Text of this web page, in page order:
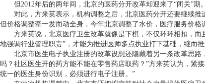
但2012年后的两年间，北京的医药分开改革却迎来了“闭关”
对此，方来英表示，机构调整之后，北京医药分开还要继续
但价格调整牵一发而动全身，今年北京调整了水价，医疗服务价
方来英说，北京医疗卫生改革就像是下棋，不仅环环相扣，
地强调行业管理职责”，才能为推进医师多点执业打下基础，继而
北京市医生电子执业注册的改革设想还隐藏着另一条改革思
吗？社区医生开的药方能不能在零售药店取药？”方来英认为，紧
统一的医生身份识别，必须进行电子注册。”